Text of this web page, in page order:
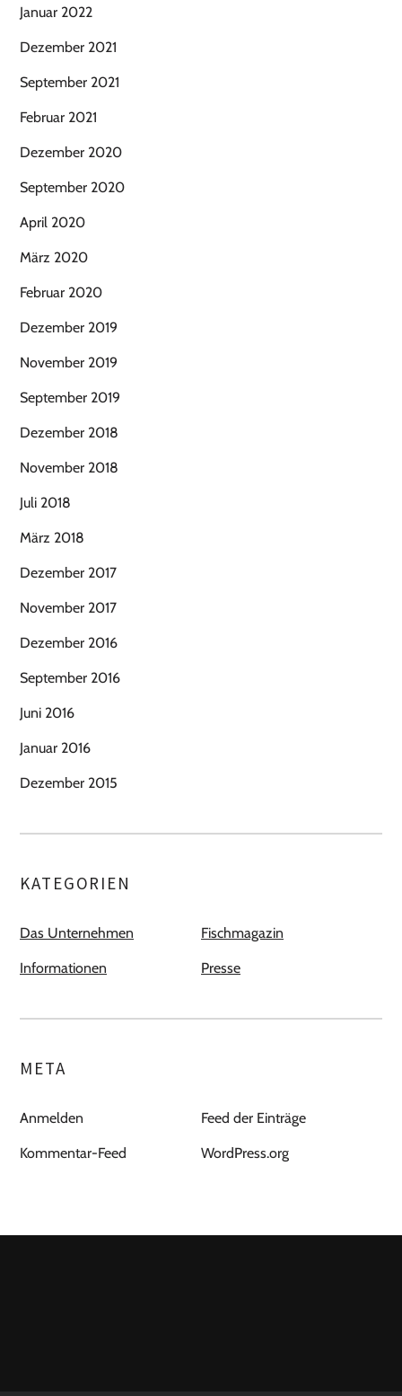
Januar 2022
Dezember 2021
September 2021
Februar 2021
Dezember 2020
September 2020
April 2020
März 2020
Februar 2020
Dezember 2019
November 2019
September 2019
Dezember 2018
November 2018
Juli 2018
März 2018
Dezember 2017
November 2017
Dezember 2016
September 2016
Juni 2016
Januar 2016
Dezember 2015
KATEGORIEN
Das Unternehmen Fischmagazin
Informationen Presse
META
Anmelden Feed der Einträge
Kommentar-Feed WordPress.org